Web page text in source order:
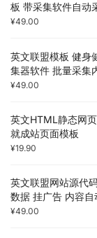
板 带采集软件自动
¥49.00
英文联盟模板 健身
集器软件 批量采集
¥49.00
英文HTML静态网
就成站页面模板
¥19.90
英文联盟网站源代
数据 挂广告 内容
¥49.00